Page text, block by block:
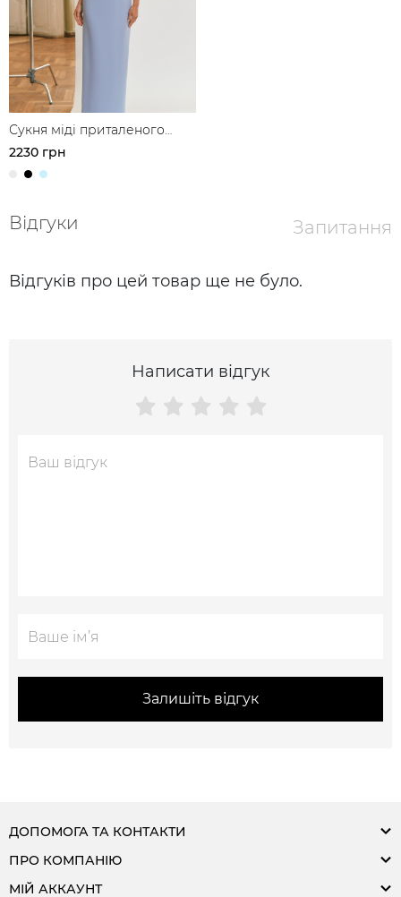
Сукня міді приталеного
силуету
2230 грн
Відгуки Запитання
Відгуків про цей товар ще не було.
Написати відгук
Залишіть відгук
ДОПОМОГА ТА КОНТАКТИ
ПРО КОМПАНІЮ
МІЙ АККАУНТ